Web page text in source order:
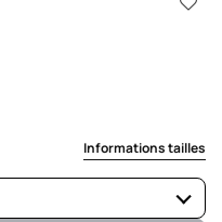
Informations tailles